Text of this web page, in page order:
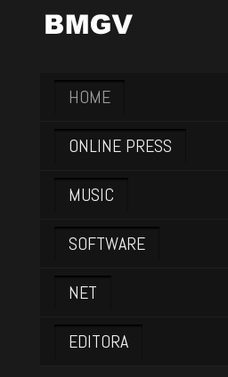
HOME
ONLINE PRESS
MUSIC
SOFTWARE
NET
EDITORA